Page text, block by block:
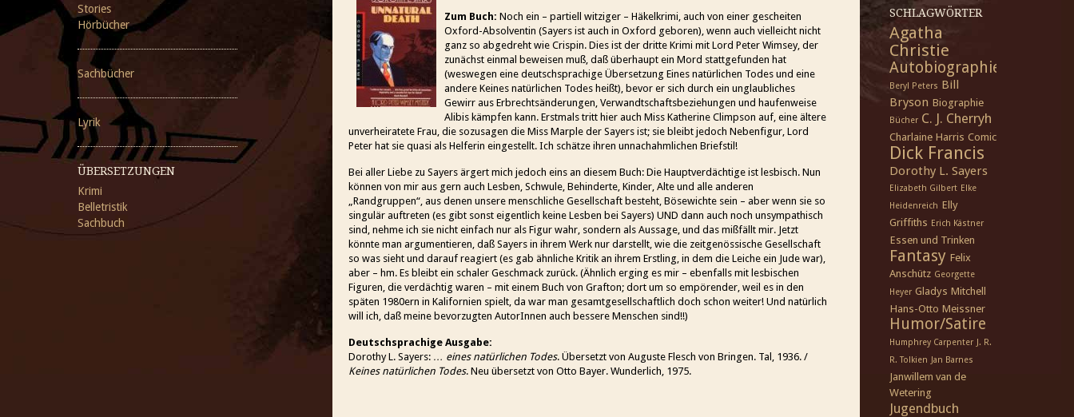
Stories
Hörbücher
Sachbücher
Lyrik
ÜBERSETZUNGEN
Krimi
Belletristik
Sachbuch
Zum Buch: Noch ein – partiell witziger – Häkelkrimi, auch von einer gescheiten
Oxford-Absolventin (Sayers ist auch in Oxford geboren), wenn auch vielleicht nicht
ganz so abgedreht wie Crispin. Dies ist der dritte Krimi mit Lord Peter Wimsey, der
zunächst einmal beweisen muß, daß überhaupt ein Mord stattgefunden hat
(weswegen eine deutschsprachige Übersetzung Eines natürlichen Todes und eine
andere Keines natürlichen Todes heißt), bevor er sich durch ein unglaubliches
Gewirr aus Erbrechtsänderungen, Verwandtschaftsbeziehungen und haufenweise
Alibis kämpfen kann. Erstmals tritt hier auch Miss Katherine Climpson auf, eine ältere
unverheiratete Frau, die sozusagen die Miss Marple der Sayers ist; sie bleibt jedoch Nebenfigur, Lord
Peter hat sie quasi als Helferin eingestellt. Ich schätze ihren unnachahmlichen Briefstil!
Bei aller Liebe zu Sayers ärgert mich jedoch eins an diesem Buch: Die Hauptverdächtige ist lesbisch. Nun
können von mir aus gern auch Lesben, Schwule, Behinderte, Kinder, Alte und alle anderen
„Randgruppen“, aus denen unsere menschliche Gesellschaft besteht, Bösewichte sein – aber wenn sie so
singulär auftreten (es gibt sonst eigentlich keine Lesben bei Sayers) UND dann auch noch unsympathisch
sind, nehme ich sie nicht einfach nur als Figur wahr, sondern als Aussage, und das mißfällt mir. Jetzt
könnte man argumentieren, daß Sayers in ihrem Werk nur darstellt, wie die zeitgenössische Gesellschaft
so was sieht und darauf reagiert (es gab ähnliche Kritik an ihrem Erstling, in dem die Leiche ein Jude war),
aber – hm. Es bleibt ein schaler Geschmack zurück. (Ähnlich erging es mir – ebenfalls mit lesbischen
Figuren, die verdächtig waren – mit einem Buch von Grafton; dort um so empörender, weil es in den
späten 1980ern in Kalifornien spielt, da war man gesamtgesellschaftlich doch schon weiter! Und natürlich
will ich, daß meine bevorzugten AutorInnen auch bessere Menschen sind!!)
Deutschsprachige Ausgabe:
Dorothy L. Sayers: … eines natürlichen Todes. Übersetzt von Auguste Flesch von Bringen. Tal, 1936. /
Keines natürlichen Todes. Neu übersetzt von Otto Bayer. Wunderlich, 1975.
SCHLAGWÖRTER
Agatha
Christie
Autobiographie
Beryl Peters Bill
Bryson Biographie
Bücher C. J. Cherryh
Charlaine Harris Comic
Dick Francis
Dorothy L. Sayers
Elizabeth Gilbert Elke
Heidenreich Elly
Griffiths Erich Kästner
Essen und Trinken
Fantasy Felix
Anschütz Georgette
Heyer Gladys Mitchell
Hans-Otto Meissner
Humor/Satire
Humphrey Carpenter J. R.
R. Tolkien Jan Barnes
Janwillem van de
Wetering
Jugendbuch